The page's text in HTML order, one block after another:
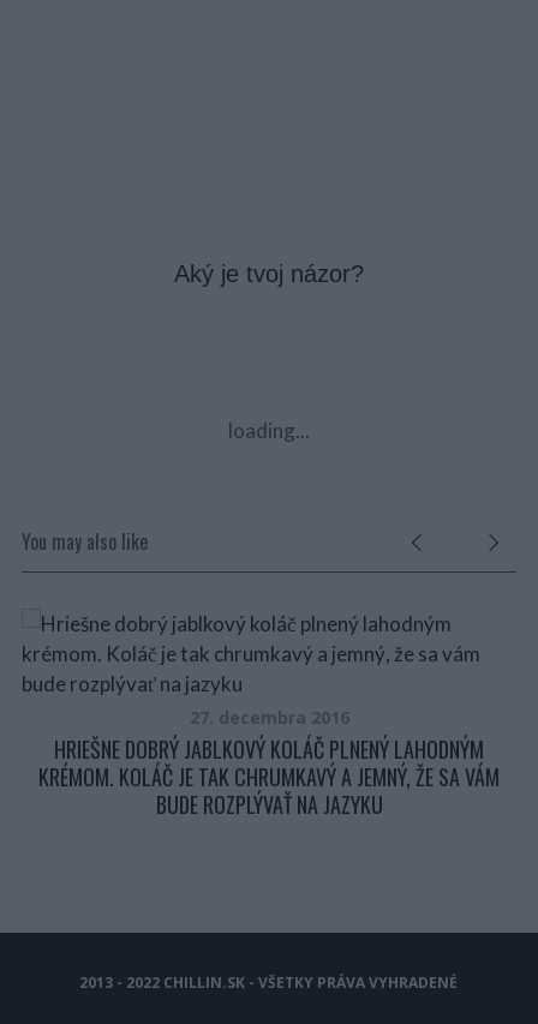
Aký je tvoj názor?
loading...
You may also like
27. decembra 2016
HRIEŠNE DOBRÝ JABLKOVÝ KOLÁČ PLNENÝ LAHODNÝM
KRÉMOM. KOLÁČ JE TAK CHRUMKAVÝ A JEMNÝ, ŽE SA VÁM
BUDE ROZPLÝVAŤ NA JAZYKU
2013 - 2022 CHILLIN.SK - VŠETKY PRÁVA VYHRADENÉ